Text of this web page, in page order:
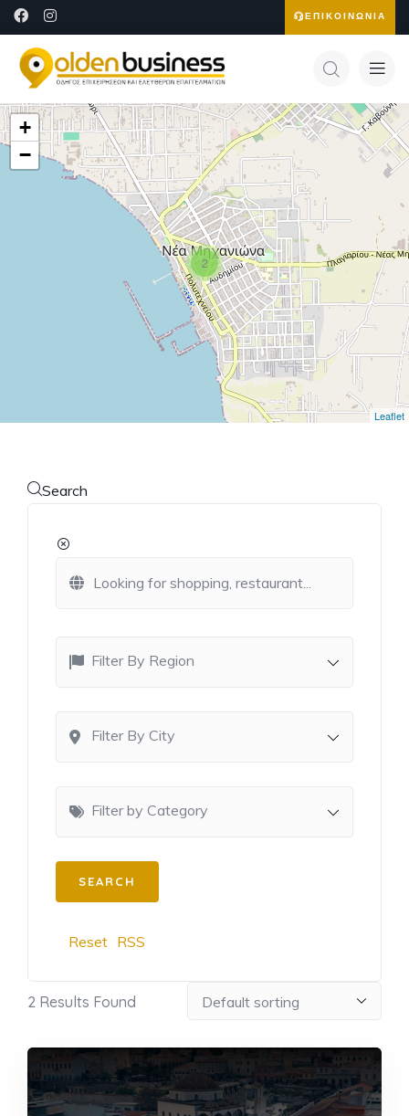
ΕΠΙΚΟΙΝΩΝΙΑ
2
+
−
Leaflet
Search
Filter By Region
Filter By City
Filter by Category
Reset RSS
2 Results Found